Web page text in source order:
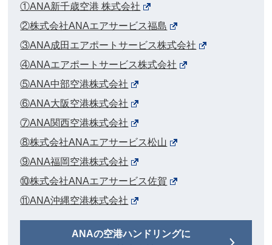
①ANA新千歳空港 株式会社
②株式会社ANAエアサービス福島
③ANA成田エアポートサービス株式会社
④ANAエアポートサービス株式会社
⑤ANA中部空港株式会社
⑥ANA大阪空港株式会社
⑦ANA関西空港株式会社
⑧株式会社ANAエアサービス松山
⑨ANA福岡空港株式会社
⑩株式会社ANAエアサービス佐賀
⑪ANA沖縄空港株式会社
ANAの空港ハンドリングに